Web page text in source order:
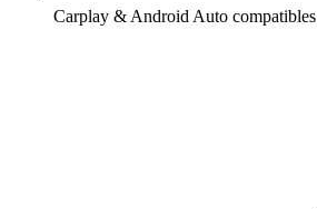
Carplay & Android Auto compatibles